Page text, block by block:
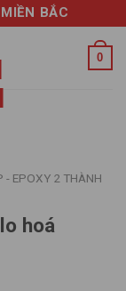
BẮC
0
- EPOXY 2 THÀNH
hoá